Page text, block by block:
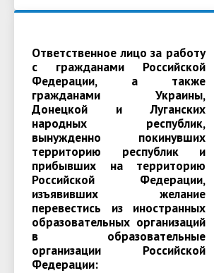
Ответственное лицо за работу
с гражданами Российской
Федерации, а также
гражданами Украины,
Донецкой и Луганских
народных республик,
вынужденно покинувших
территорию республик и
прибывших на территорию
Российской Федерации,
изъявивших желание
перевестись из иностранных
образовательных организаций
в образовательные
организации Российской
Федерации: